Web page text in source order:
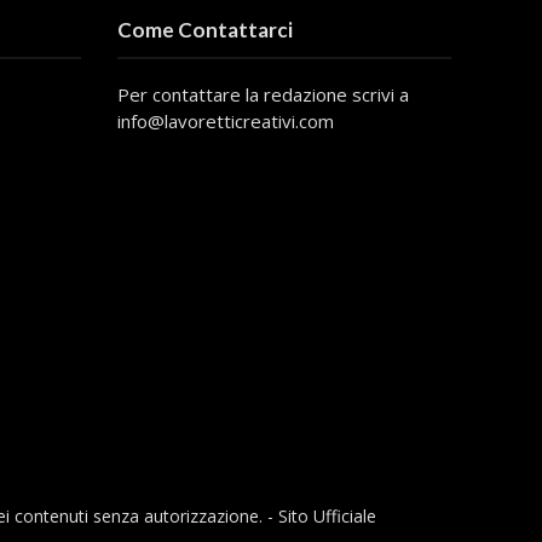
Come Contattarci
Per contattare la redazione scrivi a
info@lavoretticreativi.com
contenuti senza autorizzazione. - Sito Ufficiale